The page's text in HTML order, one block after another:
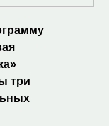
три